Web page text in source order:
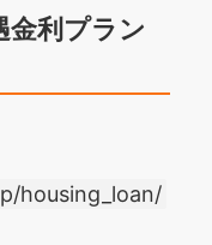
金利プラン
housing_loan/